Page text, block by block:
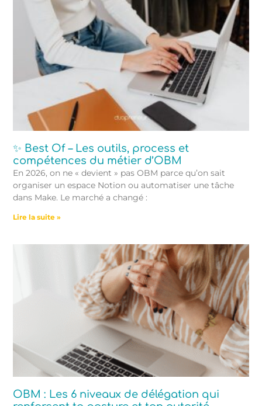
✨ Best Of – Les outils, process et
compétences du métier d’OBM
En 2026, on ne « devient » pas OBM parce qu’on sait
organiser un espace Notion ou automatiser une tâche
dans Make. Le marché a changé :
Lire la suite »
OBM : Les 6 niveaux de délégation qui